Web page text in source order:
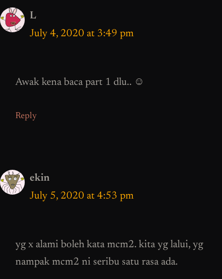
L
July 4, 2020 at 3:49 pm
Awak kena baca part 1 dlu.. ☺️
Reply
ekin
July 5, 2020 at 4:53 pm
yg x alami boleh kata mcm2. kita yg lalui, yg
nampak mcm2 ni seribu satu rasa ada.